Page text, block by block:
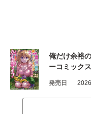
俺だけ余裕
ーコミック
発売日